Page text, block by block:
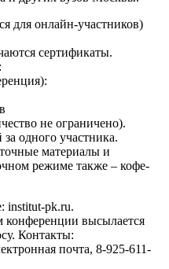
для онлайн-участников)
сертификаты.
не ограничено).
одного участника.
материалы и
режиме также – кофе-
institut-pk.ru.
конференции высылается
Контакты:
почта, 8-925-611-